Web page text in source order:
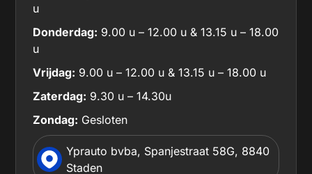
u
Donderdag: 9.00 u – 12.00 u & 13.15 u – 18.00
u
Vrijdag: 9.00 u – 12.00 u & 13.15 u – 18.00 u
Zaterdag: 9.30 u – 14.30u
Zondag: Gesloten
Yprauto bvba, Spanjestraat 58G, 8840
Staden